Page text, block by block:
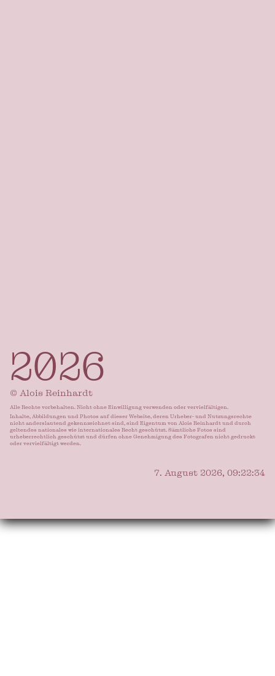
2026
© Alois Reinhardt
Alle Rechte vorbehalten. Nicht ohne Einwilligung verwenden oder vervielfältigen.
Inhalte, Abbildungen und Photos auf dieser Website, deren Urheber- und Nutzungsrechte
nicht anderslautend gekennzeichnet sind, sind Eigentum von Alois Reinhardt und durch
geltendes nationales wie internationales Recht geschützt. Sämtliche Fotos sind
urheberrechtlich geschützt und dürfen ohne Genehmigung des Fotografen nicht gedruckt
oder vervielfältigt werden.
7. August 2026, 09:22:37